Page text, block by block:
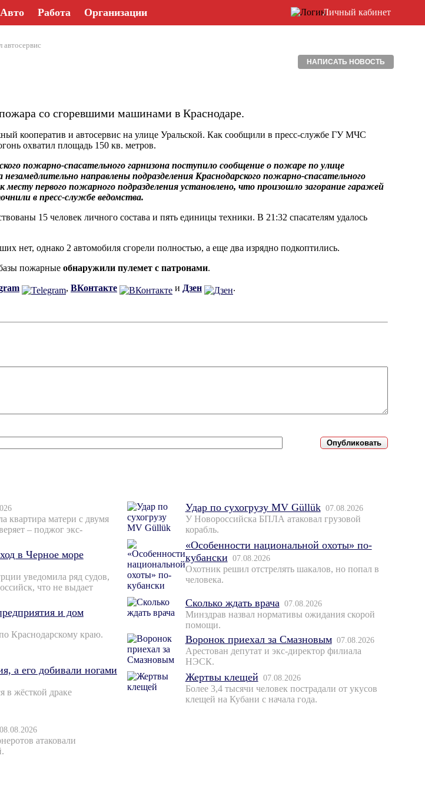
Авто Работа Организации Личный кабинет
НАПИСАТЬ НОВОСТЬ
со сгоревшими машинами в Краснодаре.
кооператив и автосервис на улице Уральской. Как сообщили в пресс-службе ГУ МЧС
охватил площадь 150 кв. метров.
пожарно-спасательного гарнизона поступило сообщение о пожаре по улице
незамедлительно направлены подразделения Краснодарского пожарно-спасательного
первого пожарного подразделения установлено, что произошло загорание гаражей
в пресс-службе ведомства.
15 человек личного состава и пять единицы техники. В 21:32 спасателям удалось
нет, однако 2 автомобиля сгорели полностью, а еще два изрядно подкоптились.
пожарные обнаружили пулемет с патронами.
, ВКонтакте и Дзен .
квартира матери с двумя
– поджог экс-
в Черное море
уведомила ряд судов,
что не выдает
и дом
Краснодарскому краю.
а его добивали ногами
в жёсткой драке
08.08.2026
атаковали
Удар по сухогрузу MV Güllük 07.08.2026
У Новороссийска БПЛА атаковал грузовой
корабль.
«Особенности национальной охоты» по-
кубански 07.08.2026
Охотник решил отстрелять шакалов, но попал в
человека.
Сколько ждать врача 07.08.2026
Минздрав назвал нормативы ожидания скорой
помощи.
Воронок приехал за Смазновым 07.08.2026
Арестован депутат и экс-директор филиала
НЭСК.
Жертвы клещей 07.08.2026
Более 3,4 тысячи человек пострадали от укусов
клещей на Кубани с начала года.